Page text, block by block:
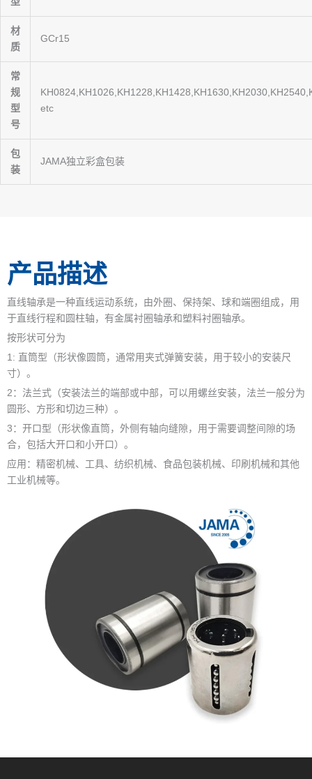
材
质
GCr15
常
规
型
号
etc
包
装
JAMA独立彩盒包装
产品描述
直线轴承是一种直线运动系统，由外圈、保持架、球和端圈组成，用
于直线行程和圆柱轴，有金属衬圈轴承和塑料衬圈轴承。
按形状可分为
1: 直筒型（形状像圆筒，通常用夹式弹簧安装，用于较小的安装尺
寸）。
2：法兰式（安装法兰的端部或中部，可以用螺丝安装，法兰一般分为
圆形、方形和切边三种）。
3：开口型（形状像直筒，外侧有轴向缝隙，用于需要调整间隙的场
合，包括大开口和小开口）。
应用：精密机械、工具、纺织机械、食品包装机械、印刷机械和其他
工业机械等。